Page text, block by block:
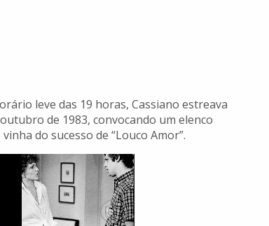
leve das 19 horas, Cassiano estreava
de 1983, convocando um elenco
do sucesso de “Louco Amor”.